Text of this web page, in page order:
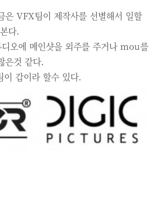
은 VFX팀이 제작사를 선별해서 일할
다.
오에 메인샷을 외주를 주거나 mou를
은것 같다.
갑이라 할수 있다.